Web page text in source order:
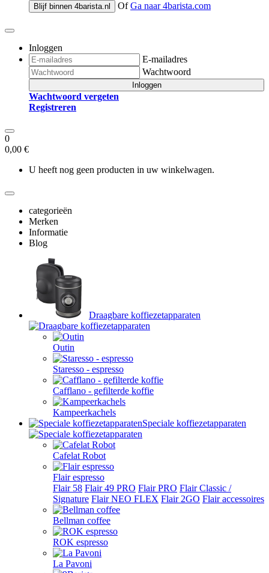
Blijf binnen 4barista.nl Of Ga naar4barista.com
Inloggen
E-mailadres
Wachtwoord
Inloggen
Wachtwoord vergeten
Registreren
0
0,00 €
U heeft nog geen producten in uw winkelwagen.
categorieën
Merken
Informatie
Blog
Draagbare koffiezetapparaten
Outin
Staresso - espresso
Cafflano - gefilterde koffie
Kampeerkachels
Speciale koffiezetapparaten
Cafelat Robot
Flair espresso
Flair 58 Flair 49 PRO Flair PRO Flair Classic /
Signature Flair NEO FLEX Flair 2GO Flair accessoires
Bellman coffee
ROK espresso
La Pavoni